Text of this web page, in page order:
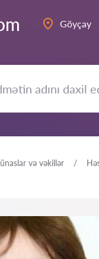
Göyçay
və vəkillər